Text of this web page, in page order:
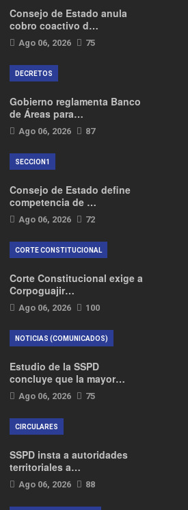
Consejo de Estado anula
cobro coactivo d…
Ago 06, 2026 75
Gobierno reglamenta Banco
de Áreas para…
Ago 06, 2026 87
DECRETOS
Consejo de Estado define
competencia de …
Ago 06, 2026 72
SECCION1
Corte Constitucional exige a
Corpoguajir…
Ago 06, 2026 100
CORTE CONSTITUCIONAL
Estudio de la SSPD
concluye que la mayor…
Ago 06, 2026 75
NOTICIAS (COMUNICADOS)
SSPD insta a autoridades
territoriales a…
Ago 06, 2026 88
CIRCULARES